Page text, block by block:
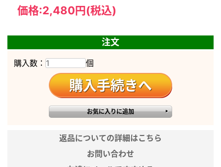
伝統を受け継いだ職人が、腕によりをかけて造りました。
細かな部分まで心の行き届いた、高品質な造りで長く安心し
4.0寸
総高さ
10.5cm
13.2cm
皿高さ
2.3cm
8.2cm
価格:2,480円 (税込)
注文
購入数： 個
返品についての詳細はこちら
お問い合わせ